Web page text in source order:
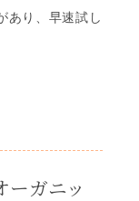
あり、早速試し
ーガニッ